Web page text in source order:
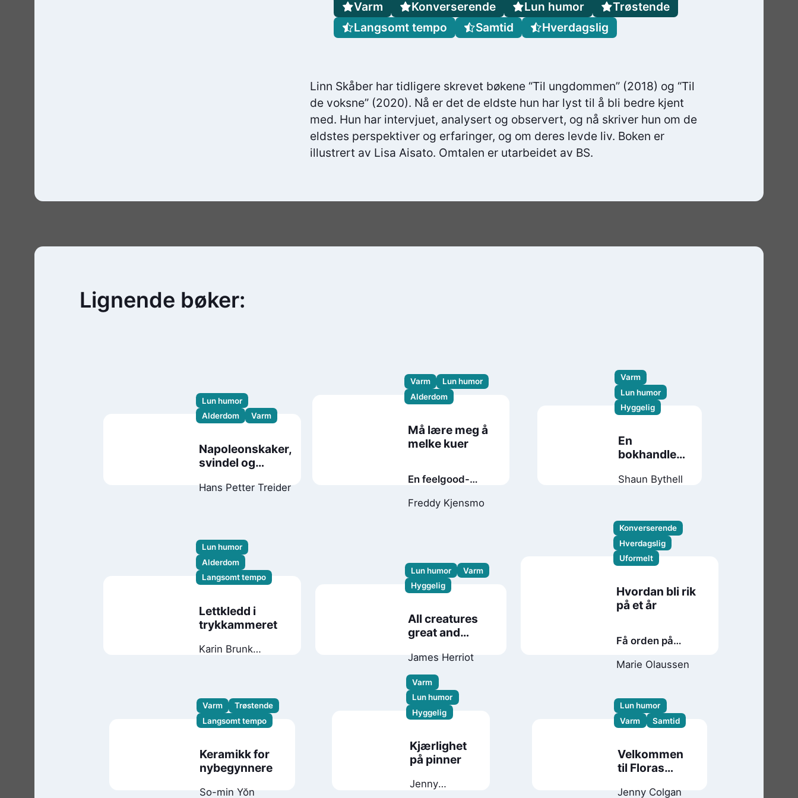
Linn Skåber har tidligere skrevet bøkene “Til ungdommen” (2018) og “Til
de voksne” (2020). Nå er det de eldste hun har lyst til å bli bedre kjent
med. Hun har intervjuet, analysert og observert, og nå skriver hun om de
eldstes perspektiver og erfaringer, og om deres levde liv. Boken er
illustrert av Lisa Aisato. Omtalen er utarbeidet av BS.
Varm Konverserende Lun humor
Trøstende
Langsomt tempo
Samtid Hverdagslig
Lignende bøker:
Lun humor
Alderdom
Varm
Napoleonskaker,
svindel og
Hans Petter Treider
Varm
Lun humor
Alderdom
Må lære meg å
melke kuer
En feelgood-
demensavdelingen
Freddy Kjensmo
Varm
Lun humor
Hyggelig
En
bokhandlers
Shaun Bythell
Lun humor
Alderdom
Langsomt tempo
Lettkledd i
trykkammeret
Karin Brunk
Lun humor
Varm
Hyggelig
All creatures
great and
James Herriot
Konverserende
Hverdagslig
Uformelt
Hvordan bli rik
på et år
Få orden på
ro i sjela og råd til
om
Marie Olaussen
Varm
Trøstende
Langsomt tempo
Keramikk for
nybegynnere
So-min Yŏn
Varm
Lun humor
Hyggelig
Kjærlighet
på pinner
Jenny
Lun humor
Varm
Samtid
Velkommen
til Floras
Jenny Colgan